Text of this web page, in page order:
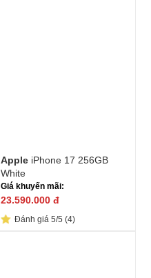
Apple iPhone 17 256GB
White
Giá khuyến mãi:
23.590.000 đ
Đánh giá 5/5 (4)